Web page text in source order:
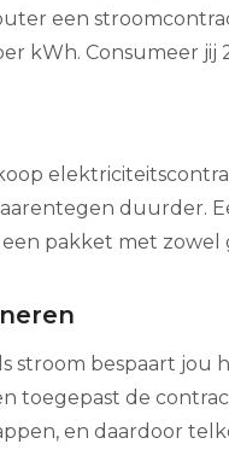
een
kWh. Consumeer
duurder.
pakket met zowel
stroom bespaart
toegepast de
en daardoor